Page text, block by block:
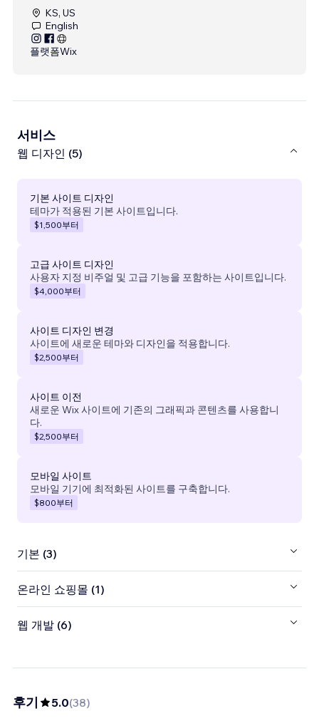
KS, US
English
플랫폼Wix
서비스
웹 디자인 (5)
기본 사이트 디자인
테마가 적용된 기본 사이트입니다.
$1,500부터
고급 사이트 디자인
사용자 지정 비주얼 및 고급 기능을 포함하는 사이트입니다.
$4,000부터
사이트 디자인 변경
사이트에 새로운 테마와 디자인을 적용합니다.
$2,500부터
사이트 이전
새로운 Wix 사이트에 기존의 그래픽과 콘텐츠를 사용합니
다.
$2,500부터
모바일 사이트
모바일 기기에 최적화된 사이트를 구축합니다.
$800부터
기본 (3)
온라인 쇼핑몰 (1)
웹 개발 (6)
후기 5.0(38)